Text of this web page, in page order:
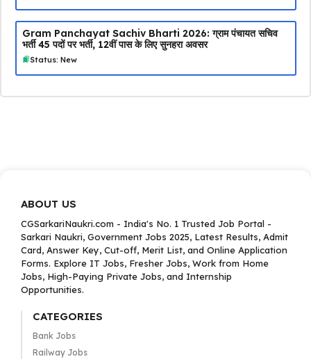
Gram Panchayat Sachiv Bharti 2026: ग्राम पंचायत सचिव
भर्ती 45 पदों पर भर्ती, 12वीं पास के लिए सुनहरा अवसर
Status: New
ABOUT US
CGSarkariNaukri.com - India's No. 1 Trusted Job Portal -
Sarkari Naukri, Government Jobs 2025, Latest Results, Admit
Card, Answer Key, Cut-off, Merit List, and Online Application
Forms. Explore IT Jobs, Fresher Jobs, Work from Home
Jobs, High-Paying Private Jobs, and Internship
Opportunities.
CATEGORIES
Bank Jobs
Railway Jobs